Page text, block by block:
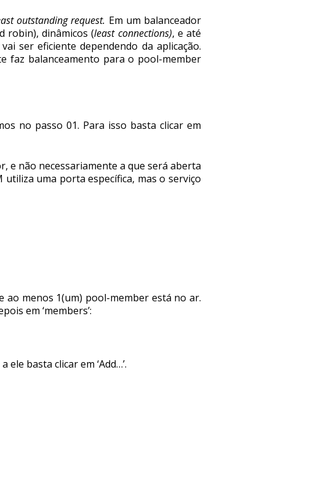
outstanding request. Em um balanceador
robin), dinâmicos (least connections), e até
ser eficiente dependendo da aplicação.
faz balanceamento para o pool-member
no passo 01. Para isso basta clicar em
e não necessariamente a que será aberta
uma porta específica, mas o serviço
ao menos 1(um) pool-member está no ar.
em ‘members’:
basta clicar em ‘Add…’.